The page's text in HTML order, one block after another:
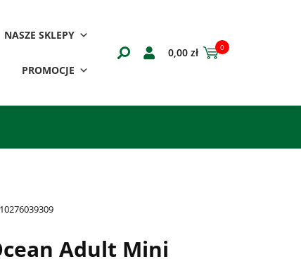
NASZE SKLEPY
PROMOCJE
0,00 zł 0
Adult Mini